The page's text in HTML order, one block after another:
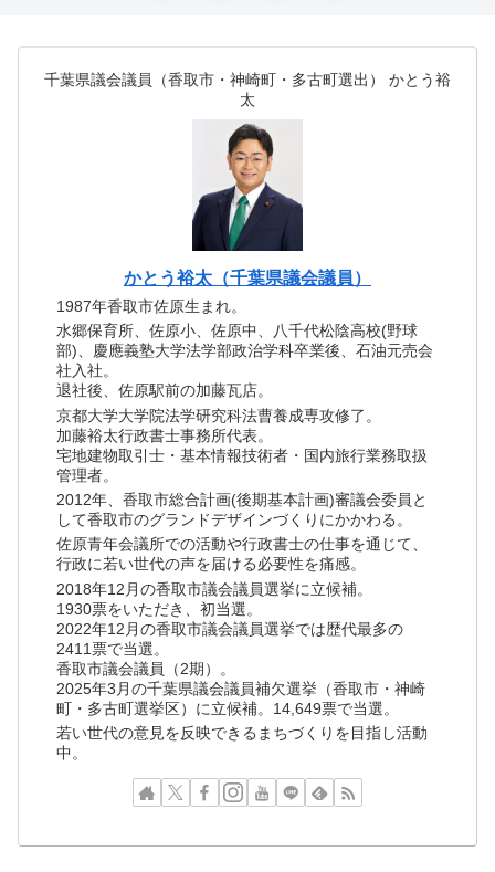
千葉県議会議員（香取市・神崎町・多古町選出） かとう裕
太
かとう裕太（千葉県議会議員）
1987年香取市佐原生まれ。
水郷保育所、佐原小、佐原中、八千代松陰高校(野球
部)、慶應義塾大学法学部政治学科卒業後、石油元売会
社入社。
退社後、佐原駅前の加藤瓦店。
京都大学大学院法学研究科法曹養成専攻修了。
加藤裕太行政書士事務所代表。
宅地建物取引士・基本情報技術者・国内旅行業務取扱
管理者。
2012年、香取市総合計画(後期基本計画)審議会委員と
して香取市のグランドデザインづくりにかかわる。
佐原青年会議所での活動や行政書士の仕事を通じて、
行政に若い世代の声を届ける必要性を痛感。
2018年12月の香取市議会議員選挙に立候補。
1930票をいただき、初当選。
2022年12月の香取市議会議員選挙では歴代最多の
2411票で当選。
香取市議会議員（2期）。
2025年3月の千葉県議会議員補欠選挙（香取市・神崎
町・多古町選挙区）に立候補。14,649票で当選。
若い世代の意見を反映できるまちづくりを目指し活動
中。